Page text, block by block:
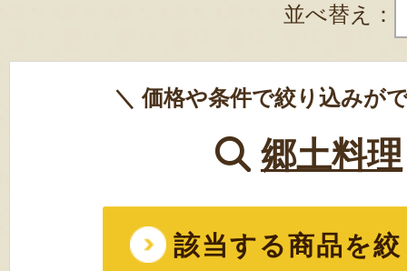
並べ替え：
＼ 価格や条件で絞り込みが
郷土料理
該当する商品を